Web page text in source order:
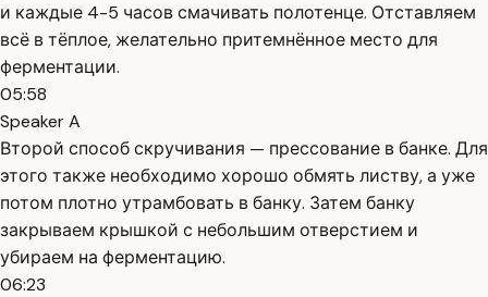
и каждые 4-5 часов смачивать полотенце. Отставляем
всё в тёплое, желательно притемнённое место для
ферментации.
05:58
Speaker A
Второй способ скручивания — прессование в банке. Для
этого также необходимо хорошо обмять листву, а уже
потом плотно утрамбовать в банку. Затем банку
закрываем крышкой с небольшим отверстием и
убираем на ферментацию.
06:23